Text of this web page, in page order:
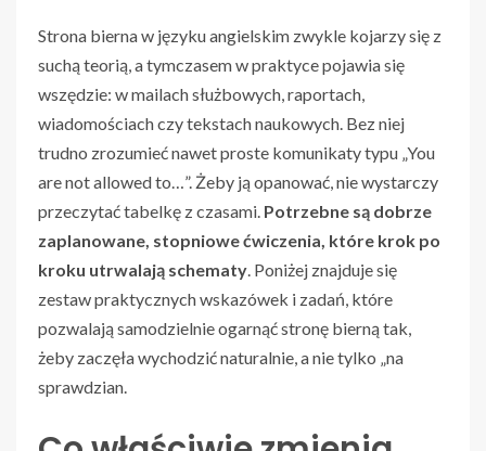
Strona bierna w języku angielskim zwykle kojarzy się z
suchą teorią, a tymczasem w praktyce pojawia się
wszędzie: w mailach służbowych, raportach,
wiadomościach czy tekstach naukowych. Bez niej
trudno zrozumieć nawet proste komunikaty typu „You
are not allowed to…”. Żeby ją opanować, nie wystarczy
przeczytać tabelkę z czasami. Potrzebne są dobrze
zaplanowane, stopniowe ćwiczenia, które krok po
kroku utrwalają schematy. Poniżej znajduje się
zestaw praktycznych wskazówek i zadań, które
pozwalają samodzielnie ogarnąć stronę bierną tak,
żeby zaczęła wychodzić naturalnie, a nie tylko „na
sprawdzian.